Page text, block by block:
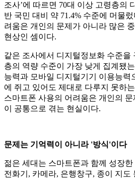
조사’에 따르면 70대 이상 고령층의
반 국민 대비 약 71.4% 수준에 머물
려움은 개인의 문제가 아니라 많은
현상인 셈이다.
같은 조사에서 디지털정보화 수준을
층의 역량 수준이 가장 낮게 집계됐
능력과 모바일 디지털기기 이용능력
에 쥐고 있어도 제대로 다루지 못하
스마트폰 사용의 어려움은 개인의
이 공통으로 겪는 현실이다.
문제는 기억력이 아니라 '방식'이다
젊은 세대는 스마트폰과 함께 성장
전화기, 카메라, 은행창구, 종이 지도